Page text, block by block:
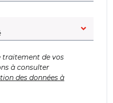
traitement de vos
à consulter
des données à